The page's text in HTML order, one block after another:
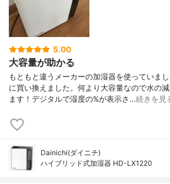
5.00
大容量が助かる
もともと違うメーカーの加湿器を使っていま
に買い換えました。何より大容量なので水の
ます！デジタルで湿度の%が表示さ…続きを見
Dainichi(ダイニチ)
ハイブリッド式加湿器 HD-LX1220